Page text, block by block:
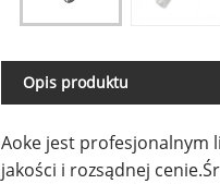
Opis produktu
Aoke jest profesjonalnym
jakości i rozsądnej cenie.